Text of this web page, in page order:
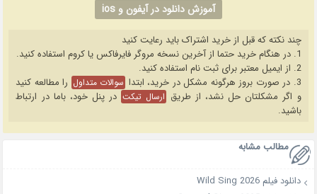
آموزش دانلود در آیفون و ios
چند نکته که قبل از خرید اشتراک باید رعایت کنید
1. در هنگام خرید حتما از آخرین نسخه مروگر فایرفاکس یا کروم استفاده کنید.
2. از ایمیل معتبر برای ثبت نام استفاده کنید.
3. در صورت بروز هرگونه مشکل در خرید، ابتدا
سوالات متداول را مطالعه کنید
و اگر مشکلتان حل نشد، از طریق ارسال تیکت در پنل خود، باما در ارتباط
باشید.
مطالب مشابه
دانلود فیلم Wild Sing 2026